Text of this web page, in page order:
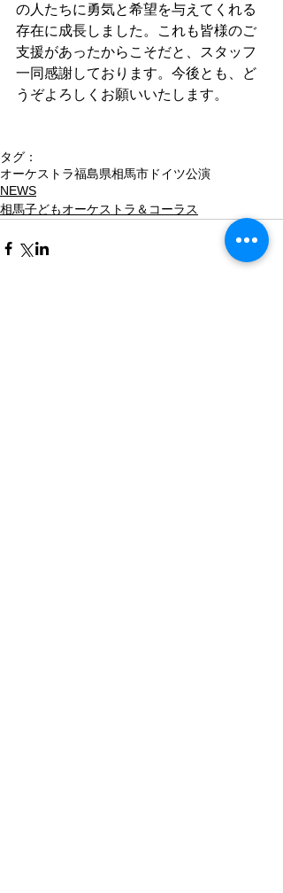
の人たちに勇気と希望を与えてくれる
存在に成長しました。これも皆様のご
支援があったからこそだと、スタッフ
一同感謝しております。今後とも、ど
うぞよろしくお願いいたします。
タグ：
オーケストラ福島県相馬市 ドイツ公演
NEWS
相馬子どもオーケストラ＆コーラス